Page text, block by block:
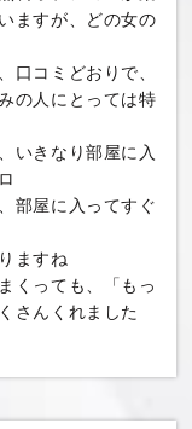
ますが、どの女の
口コミどおりで、
の人にとっては特
いきなり部屋に入
部屋に入ってすぐ
ますね
くっても、「もっ
さんくれました